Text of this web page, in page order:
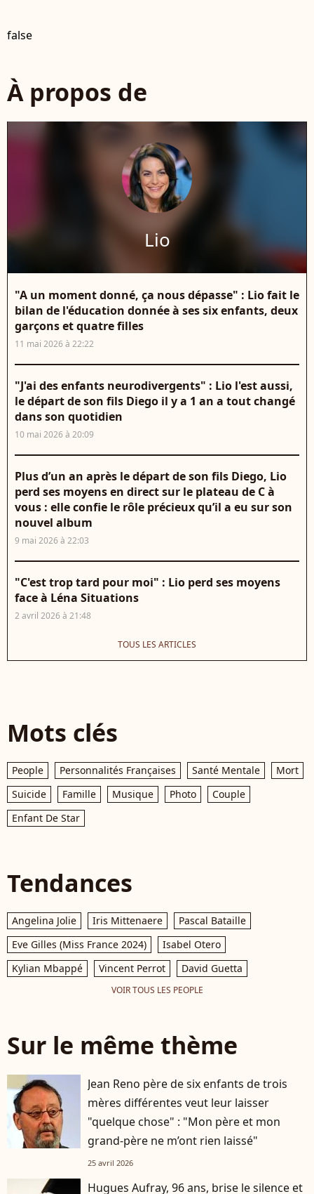
false
À propos de
Lio
"A un moment donné, ça nous dépasse" : Lio fait le
bilan de l'éducation donnée à ses six enfants, deux
garçons et quatre filles
11 mai 2026 à 22:22
"J'ai des enfants neurodivergents" : Lio l'est aussi,
le départ de son fils Diego il y a 1 an a tout changé
dans son quotidien
10 mai 2026 à 20:09
Plus d’un an après le départ de son fils Diego, Lio
perd ses moyens en direct sur le plateau de C à
vous : elle confie le rôle précieux qu’il a eu sur son
nouvel album
9 mai 2026 à 22:03
"C'est trop tard pour moi" : Lio perd ses moyens
face à Léna Situations
2 avril 2026 à 21:48
TOUS LES ARTICLES
Mots clés
People Personnalités Françaises Santé Mentale
Mort
Suicide
Famille Musique Photo
Couple
Enfant De Star
Tendances
Angelina Jolie Iris Mittenaere
Pascal Bataille
Eve Gilles (Miss France 2024)
Isabel Otero
Kylian Mbappé
Vincent Perrot David Guetta
VOIR TOUS LES PEOPLE
Sur le même thème
Jean Reno père de six enfants de trois
mères différentes veut leur laisser
"quelque chose" : "Mon père et mon
grand-père ne m’ont rien laissé"
25 avril 2026
Hugues Aufray, 96 ans, brise le silence et